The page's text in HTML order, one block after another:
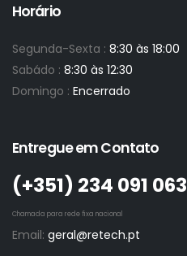
Horário
Segunda-Sexta : 8:30 às 18:00
Sabádo : 8:30 às 12:30
Domingo : Encerrado
Entregue em Contato
(+351)­ 234 091 063
Chamada para rede fixa nacional
Email: geral@retech.pt